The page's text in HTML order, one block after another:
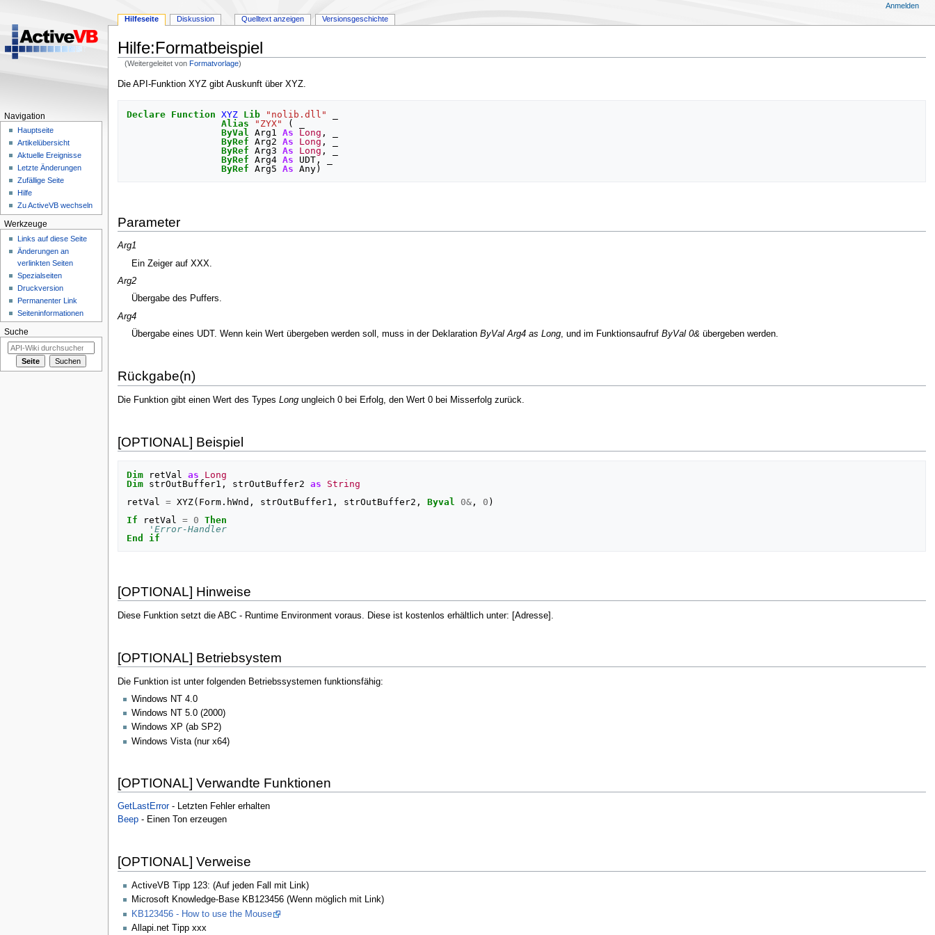
Hilfe:Formatbeispiel
(Weitergeleitet von Formatvorlage)
Zur
springen
Zur
springen
Die API-Funktion XYZ gibt Auskunft über XYZ.
Declare Function XYZ Lib "nolib.dll"
Alias
"ZYX" (
ByVal
Arg1 As Long ,
ByRef
Arg2 As Long ,
_
ByRef
Arg3 As Long ,
_
ByRef
Arg4 As UDT,
_
ByRef
Arg5 As Any)
Parameter
Arg1
Ein Zeiger auf XXX.
Arg2
Übergabe des Puffers.
Arg4
Übergabe eines UDT. Wenn kein Wert übergeben werden soll, muss in der Deklaration ByVal Arg4 as Long, und im Funktionsaufruf ByVal 0& übergeben werden.
Rückgabe(n)
Die Funktion gibt einen Wert des Types Longungleich 0 bei Erfolg, den Wert 0 bei Misserfolg zurück.
[OPTIONAL] Beispiel
Dim retVal as
Long
Dim strOutBuffer1 , strOutBuffer2 as
String
retVal
= XYZ( Form . hWnd , strOutBuffer1 , strOutBuffer2 , Byval 0& , 0 )
If
retVal = 0
Then
'Error-Handler
End
if
[OPTIONAL] Hinweise
Diese Funktion setzt die ABC - Runtime Environment voraus. Diese ist kostenlos erhältlich unter: [Adresse].
[OPTIONAL] Betriebsystem
Die Funktion ist unter folgenden Betriebssystemen funktionsfähig:
Windows NT 4.0
Windows NT 5.0 (2000)
Windows XP (ab SP2)
Windows Vista (nur x64)
[OPTIONAL] Verwandte Funktionen
GetLastError- Letzten Fehler erhalten
Beep- Einen Ton erzeugen
[OPTIONAL] Verweise
ActiveVB Tipp 123: (Auf jeden Fall mit Link)
Microsoft Knowledge-Base KB123456 (Wenn möglich mit Link)
KB123456 - How to use the Mouse
Allapi.net Tipp xxx
Hilfeseite Diskussion Quelltext anzeigen Versionsgeschichte
Anmelden
Navigation
Hauptseite
Artikelübersicht
Aktuelle Ereignisse
Letzte Änderungen
Zufällige Seite
Hilfe
Zu ActiveVB wechseln
Werkzeuge
Links auf diese Seite
Änderungen an
verlinkten Seiten
Spezialseiten
Druckversion
Permanenter Link
Seiten­­informationen
Suche